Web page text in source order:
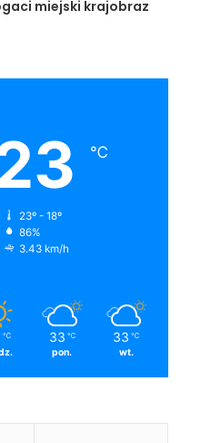
miejski krajobraz
℃
23º - 18º
86%
3.43 km/h
℃ 33 ℃
pon.
33 ℃
wt.